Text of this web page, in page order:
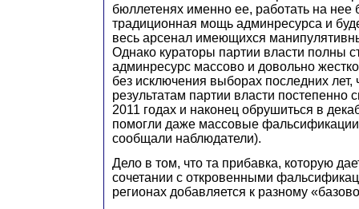
бюллетенях именно ее, работать на нее
традиционная мощь админресурса и
весь арсенал имеющихся
Однако кураторы партии власти полны
админресурс массово и довольно
без исключения выборах последних
результатам партии власти постепенно
2011 годах и наконец обрушиться в
помогли даже массовые
сообщали наблюдатели).
Дело в том, что та прибавка, которую
сочетании с откровенными
регионах добавляется к разному